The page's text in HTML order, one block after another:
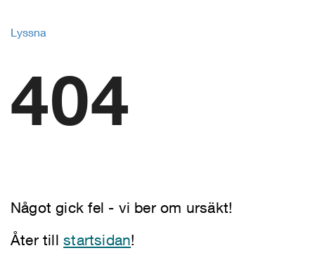
Lyssna
404
Något gick fel - vi ber om ursäkt!
Åter tillstartsidan!